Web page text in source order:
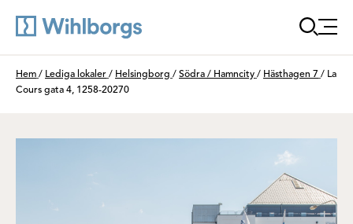
Du är här:
Hem / Lediga lokaler / Helsingborg / Södra / Hamncity / Hästhagen 7 / La
Cours gata 4, 1258-20270